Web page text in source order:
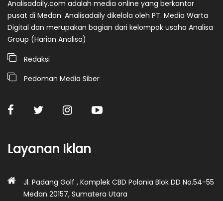
Analisadaily.com adalah media online yang berkantor
pusat di Medan. Analisadaily dikelola oleh PT. Media Warta
Digital dan merupakan bagian dari kelompok usaha Analisa
Group (Harian Analisa)
Redaksi
Pedoman Media Siber
Layanan Iklan
Jl. Padang Golf , Komplek CBD Polonia Blok DD No.54-55
Medan 20157, Sumatera Utara